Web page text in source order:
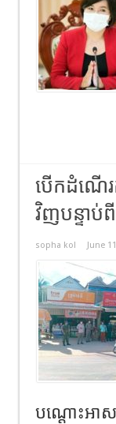
បើកដំណើ
វិញបន្ទាប់
sopha kol June
បណ្តោះអា